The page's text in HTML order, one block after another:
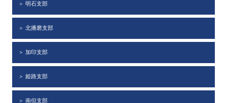
＞ 明石支部
＞ 北播磨支部
＞ 加印支部
＞ 姫路支部
＞ 南但支部